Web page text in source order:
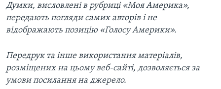
Думки, висловлені в рубриці «Моя Америка»,
передають погляди самих авторів і не
відображають позицію «Голосу Америки».
Передрук та інше використання матеріалів,
розміщених на цьому веб-сайті, дозволяється за
умови посилання на джерело.